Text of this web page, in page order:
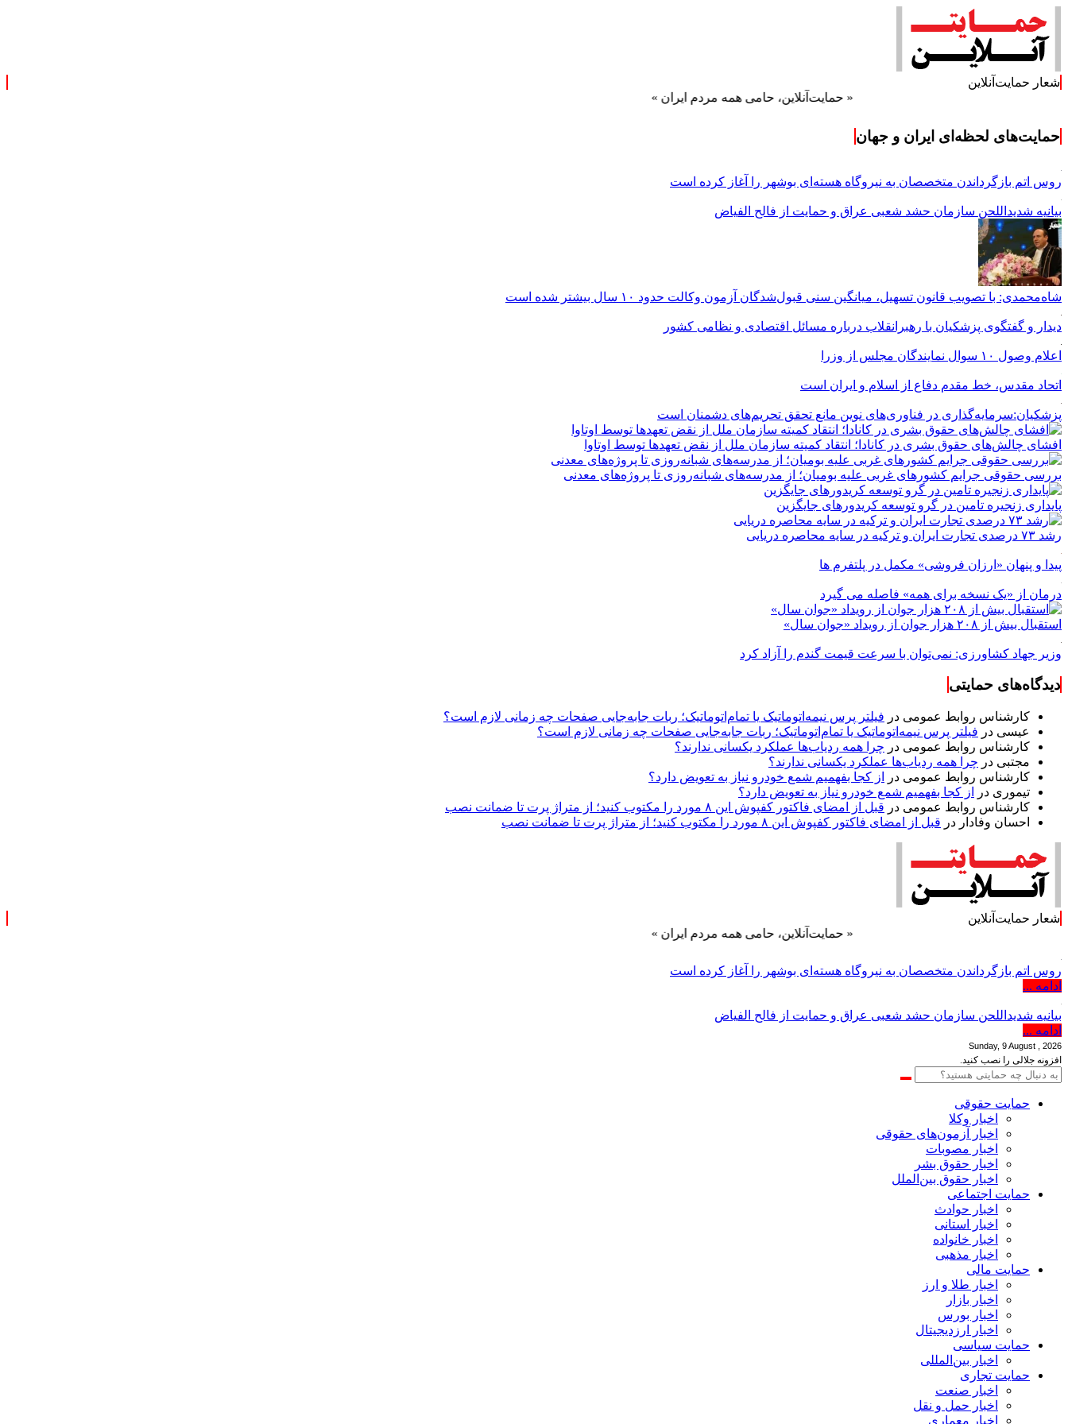
شعار حمایت‌آنلاین
« حمایت‌آنلاین، حامی همه مردم ایران »
حمایت‌های لحظه‌ای ایران و جهان
روس اتم بازگرداندن متخصصان به نیروگاه هسته‌ای بوشهر را آغاز کرده است
بیانیه شدیداللحن سازمان حشد شعبی عراق و حمایت از فالح الفیاض
شاه‌محمدی: با تصویب قانون تسهیل، میانگین سنی قبول‌شدگان آزمون وکالت حدود ۱۰ سال بیشتر شده است
دیدار و گفتگوی پزشکیان با رهبرانقلاب درباره مسائل اقتصادی و نظامی کشور
اعلام وصول ۱۰ سوال نمایندگان مجلس از وزرا
اتحاد مقدس، خط مقدم دفاع از اسلام و ایران است
پزشکیان:سرمایه‌گذاری در فناوری‌های نوین مانع تحقق تحریم‌های دشمنان است
افشای چالش‌های حقوق بشری در کانادا؛ انتقاد کمیته سازمان ملل از نقض تعهد‌ها توسط اوتاوا
بررسی حقوقی جرایم کشور‌های غربی علیه بومیان؛ از مدرسه‌های شبانه‌روزی تا پروژه‌های معدنی
پایداری زنجیره تامین در گرو توسعه کریدورهای جایگزین
رشد ۷۳ درصدی تجارت ایران و ترکیه در سایه محاصره دریایی
پیدا و پنهان «ارزان فروشی» مکمل در پلتفرم ها
درمان از «یک نسخه برای همه» فاصله می گیرد
استقبال بیش از ۲۰۸ هزار جوان از رویداد «جوان سال»
وزیر جهاد کشاورزی: نمی‌توان با سرعت قیمت گندم را آزاد کرد
دیدگاه‌های حمایتی
کارشناس روابط عمومی در فیلتر پرس نیمه‌اتوماتیک یا تمام‌اتوماتیک؛ ربات جابه‌جایی صفحات چه زمانی لازم است؟
عیسی در فیلتر پرس نیمه‌اتوماتیک یا تمام‌اتوماتیک؛ ربات جابه‌جایی صفحات چه زمانی لازم است؟
کارشناس روابط عمومی در چرا همه ردیاب‌ها عملکرد یکسانی ندارند؟
مجتبی در چرا همه ردیاب‌ها عملکرد یکسانی ندارند؟
کارشناس روابط عمومی در
از کجا بفهمیم شمع خودرو نیاز به تعویض دارد؟
تیموری در
از کجا بفهمیم شمع خودرو نیاز به تعویض دارد؟
کارشناس روابط عمومی در قبل از امضای فاکتور کفپوش این ۸ مورد را مکتوب کنید؛ از متراژ پرت تا ضمانت نصب
احسان وفادار در قبل از امضای فاکتور کفپوش این ۸ مورد را مکتوب کنید؛ از متراژ پرت تا ضمانت نصب
شعار حمایت‌آنلاین
« حمایت‌آنلاین، حامی همه مردم ایران »
روس اتم بازگرداندن متخصصان به نیروگاه هسته‌ای بوشهر را آغاز کرده است
ادامه ...
بیانیه شدیداللحن سازمان حشد شعبی عراق و حمایت از فالح الفیاض
ادامه ...
Sunday, 9 August , 2026
افزونه جلالی را نصب کنید.
حمایت حقوقی
اخبار وکلا
اخبار آزمون‌های حقوقی
اخبار مصوبات
اخبار حقوق بشر
اخبار حقوق بین‌الملل
حمایت اجتماعی
اخبار حوادث
اخبار استانی
اخبار خانواده
اخبار مذهبی
حمایت مالی
اخبار طلا و ارز
اخبار بازار
اخبار بورس
اخبار ارزدیجیتال
حمایت سیاسی
اخبار بین‌المللی
حمایت تجاری
اخبار صنعت
اخبار حمل و نقل
اخبار معماری